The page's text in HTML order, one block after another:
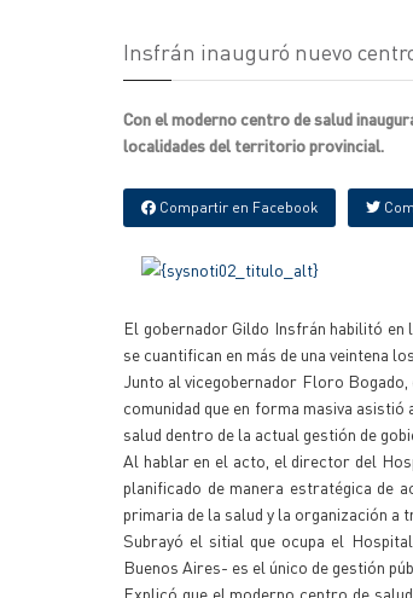
Insfrán inauguró nuevo
Con el moderno centro de salud
localidades del territorio provincial.
Compartir en Facebook
El gobernador Gildo Insfrán habilitó
se cuantifican en más de una veintena
Junto al vicegobernador Floro Bogado,
comunidad que en forma masiva
salud dentro de la actual gestión de
Al hablar en el acto, el director del
planificado de manera estratégica de
primaria de la salud y la organización a
Subrayó el sitial que ocupa el
Buenos Aires- es el único de gestión
Explicó que el moderno centro de